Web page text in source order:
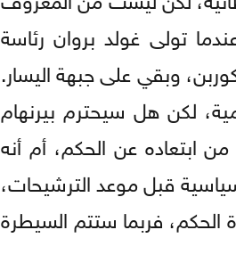
تولى غولد بروان رئاسة
وبقي على جبهة اليسار.
لكن هل سيحترم بيرنهام
عندما فاز بالانتخابات التشريعية قبل سنتين، بعد 14 عاما من ابتعاده عن الحكم، أم أنه
قبل موعد الترشيحات،
فربما ستتم السيطرة